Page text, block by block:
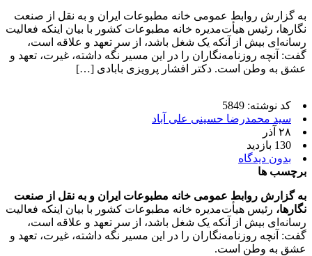
به گزارش روابط عمومی خانه مطبوعات ایران و به نقل از صنعت
نگارها، رئیس هیأت‌مدیره خانه مطبوعات کشور با بیان اینکه فعالیت
رسانه‌ای بیش از آنکه یک شغل باشد، از سر تعهد و علاقه است،
گفت: آنچه روزنامه‌نگاران را در این مسیر نگه داشته، غیرت، تعهد و
عشق به وطن است. دکتر افشار پرویزی بابادی […]
کد نوشته: 5849
سید محمدرضا حسینی علی آباد
۲۸ آذر
130 بازدید
بدون دیدگاه
برچسب ها
به گزارش روابط عمومی خانه مطبوعات ایران و به نقل از صنعت
نگارها، رئیس هیأت‌مدیره خانه مطبوعات کشور با بیان اینکه فعالیت
رسانه‌ای بیش از آنکه یک شغل باشد، از سر تعهد و علاقه است،
گفت: آنچه روزنامه‌نگاران را در این مسیر نگه داشته، غیرت، تعهد و
عشق به وطن است.